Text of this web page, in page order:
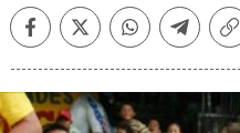
FacebookTwitterWhatsapp